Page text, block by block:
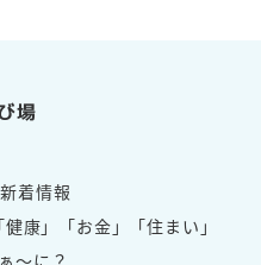
場
着情報
康」「お金」「住まい」
～に？